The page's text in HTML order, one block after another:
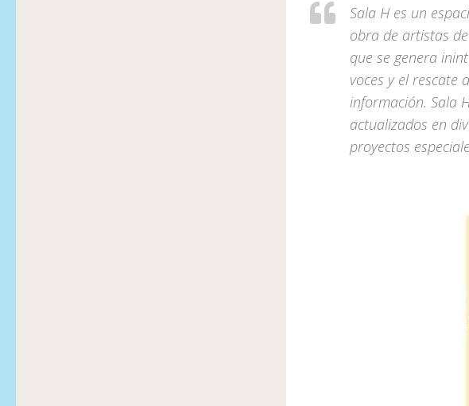
Sala H es un
obra de artistas
que se genera
voces y el rescate
información. Sala
actualizados en
proyectos